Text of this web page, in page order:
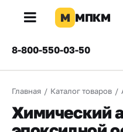
×
КОМПАНИЯ
О
компании
М МПКМ
8-800-550-03-50
Главная / Каталог товаров /
Химический